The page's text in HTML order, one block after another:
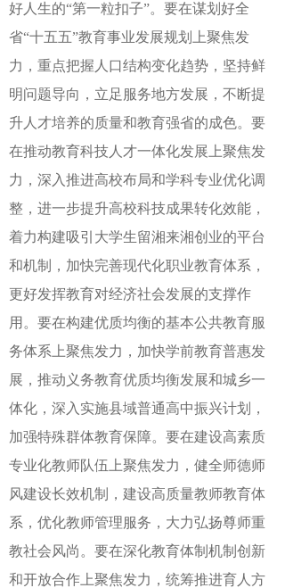
好人生的“第一粒扣子”。要在谋划好全
省“十五五”教育事业发展规划上聚焦发
力，重点把握人口结构变化趋势，坚持鲜
明问题导向，立足服务地方发展，不断提
升人才培养的质量和教育强省的成色。要
在推动教育科技人才一体化发展上聚焦发
力，深入推进高校布局和学科专业优化调
整，进一步提升高校科技成果转化效能，
着力构建吸引大学生留湘来湘创业的平台
和机制，加快完善现代化职业教育体系，
更好发挥教育对经济社会发展的支撑作
用。要在构建优质均衡的基本公共教育服
务体系上聚焦发力，加快学前教育普惠发
展，推动义务教育优质均衡发展和城乡一
体化，深入实施县域普通高中振兴计划，
加强特殊群体教育保障。要在建设高素质
专业化教师队伍上聚焦发力，健全师德师
风建设长效机制，建设高质量教师教育体
系，优化教师管理服务，大力弘扬尊师重
教社会风尚。要在深化教育体制机制创新
和开放合作上聚焦发力，统筹推进育人方